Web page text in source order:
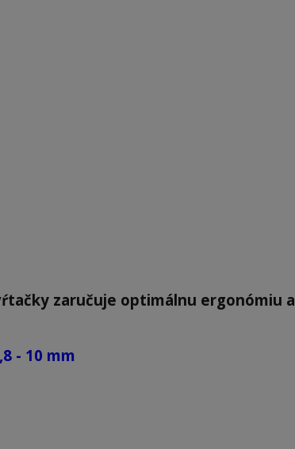
zaručuje optimálnu ergonómiu a
- 10 mm